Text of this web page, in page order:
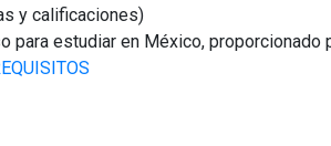
y calificaciones)
para estudiar en México,